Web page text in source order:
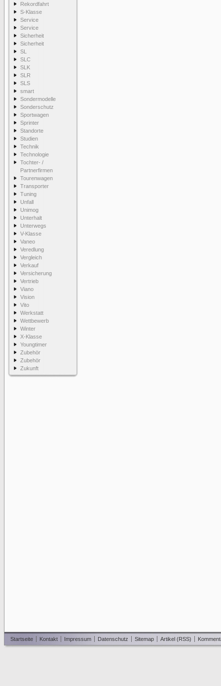
Rekordfahrt
S-Klasse
Service
Service
Sicherheit
Sicherheit
SL
SLC
SLK
SLR
SLS
smart
Sondermodelle
Sonderschutz
Sportwagen
Sprinter
Standorte
Studien
Technik
Technologie
Tochter- /
Partnerfirmen
Tourenwagen
Transporter
Tuning
Unfall
Unimog
Unterhalt
Unterwegs
V-Klasse
Vaneo
Veredlung
Vergleich
Verkauf
Versicherung
Vertrieb
Viano
Vision
Vito
Werkstatt
Wettbewerb
Winter
X-Klasse
Youngtimer
Zubehör
Zubehör
Zukunft
Startseite Kontakt Impressum Datenschutz Sitemap Artikel (RSS)